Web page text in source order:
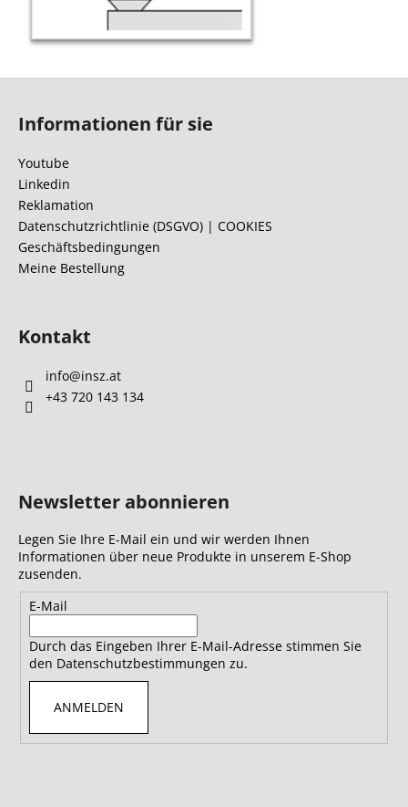
Informationen für sie
Youtube
Linkedin
Reklamation
Datenschutzrichtlinie (DSGVO) | COOKIES
Geschäftsbedingungen
Meine Bestellung
Kontakt
info@insz.at
+43 720 143 134
Newsletter abonnieren
Legen Sie Ihre E-Mail ein und wir werden Ihnen
Informationen über neue Produkte in unserem E-Shop
zusenden.
E-Mail
Durch das Eingeben Ihrer E-Mail-Adresse stimmen Sie
den Datenschutzbestimmungen zu.
ANMELDEN